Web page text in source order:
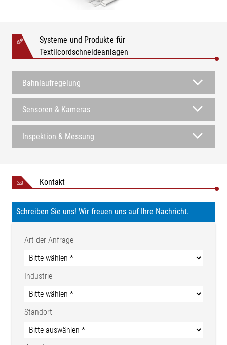
Systeme und Produkte für
Textilcordschneideanlagen
Bahnlaufregelung
Sensoren & Kameras
Inspektion & Messung
Kontakt
Schreiben Sie uns! Wir freuen uns auf Ihre Nachricht.
Art der Anfrage
Industrie
Standort